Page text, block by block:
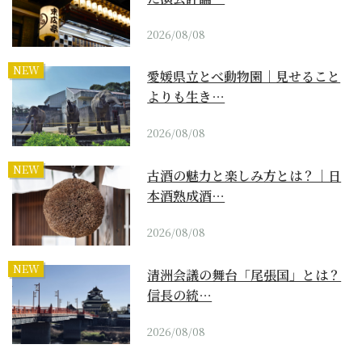
2026/08/08
NEW
愛媛県立とべ動物園｜見せること
よりも生き…
2026/08/08
NEW
古酒の魅力と楽しみ方とは？｜日
本酒熟成酒…
2026/08/08
NEW
清洲会議の舞台「尾張国」とは？
信長の統…
2026/08/08